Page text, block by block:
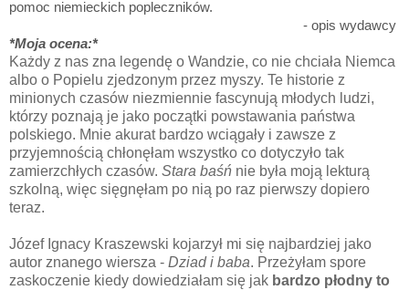
pomoc niemieckich popleczników.
- opis wydawcy
*Moja ocena:*
Każdy z nas zna legendę o Wandzie, co nie chciała Niemca
albo o Popielu zjedzonym przez myszy. Te historie z
minionych czasów niezmiennie fascynują młodych ludzi,
którzy poznają je jako początki powstawania państwa
polskiego. Mnie akurat bardzo wciągały i zawsze z
przyjemnością chłonęłam wszystko co dotyczyło tak
zamierzchłych czasów. Stara baśń nie była moją lekturą
szkolną, więc sięgnęłam po nią po raz pierwszy dopiero
teraz.
Józef Ignacy Kraszewski kojarzył mi się najbardziej jako
autor znanego wiersza - Dziad i baba. Przeżyłam spore
zaskoczenie kiedy dowiedziałam się jak bardzo płodny to